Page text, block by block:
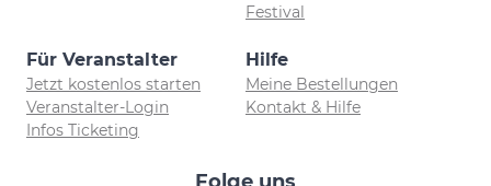
Festival
Für Veranstalter
Jetzt kostenlos starten
Veranstalter-Login
Infos Ticketing
Hilfe
Meine Bestellungen
Kontakt & Hilfe